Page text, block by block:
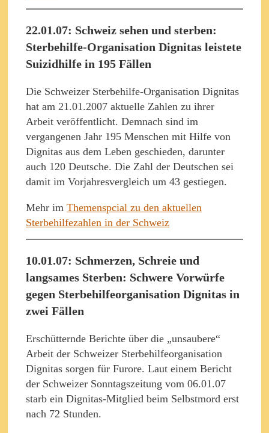
22.01.07: Schweiz sehen und sterben:
Sterbehilfe-Organisation Dignitas leistete
Suizidhilfe in 195 Fällen
Die Schweizer Sterbehilfe-Organisation Dignitas
hat am 21.01.2007 aktuelle Zahlen zu ihrer
Arbeit veröffentlicht. Demnach sind im
vergangenen Jahr 195 Menschen mit Hilfe von
Dignitas aus dem Leben geschieden, darunter
auch 120 Deutsche. Die Zahl der Deutschen sei
damit im Vorjahresvergleich um 43 gestiegen.
Mehr im Themenspcial zu den aktuellen
Sterbehilfezahlen in der Schweiz
10.01.07: Schmerzen, Schreie und
langsames Sterben: Schwere Vorwürfe
gegen Sterbehilfeorganisation Dignitas in
zwei Fällen
Erschütternde Berichte über die „unsaubere“
Arbeit der Schweizer Sterbehilfeorganisation
Dignitas sorgen für Furore. Laut einem Bericht
der Schweizer Sonntagszeitung vom 06.01.07
starb ein Dignitas-Mitglied beim Selbstmord erst
nach 72 Stunden.